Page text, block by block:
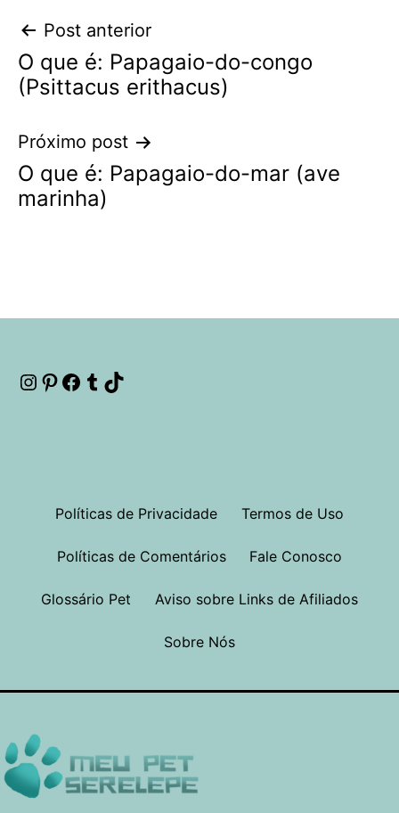
Navegação
de
Post
Post anterior
O que é: Papagaio-do-congo
(Psittacus erithacus)
Próximo post
O que é: Papagaio-do-mar (ave
marinha)
Instagram
Pinterest
Facebook
Tumblr
Políticas de Privacidade Termos de Uso
Políticas de Comentários Fale Conosco
Glossário Pet Aviso sobre Links de Afiliados
Sobre Nós